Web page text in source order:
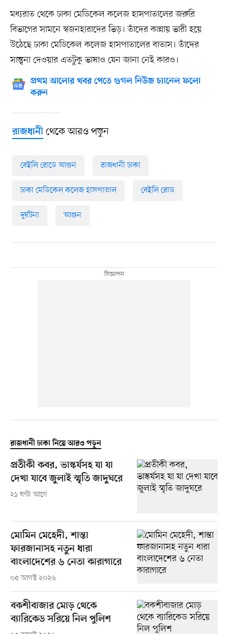
মধ্যরাত থেকে ঢাকা মেডিকেল কলেজ হাসপাতালের জরুরি
বিভাগের সামনে স্বজনহারাদের ভিড়। তাঁদের কান্নায় ভারী হয়ে
উঠেছে ঢাকা মেডিকেল কলেজ হাসপাতালের বাতাস। তাঁদের
সান্ত্বনা দেওয়ার এতটুকু ভাষাও যেন জানা নেই কারও।
প্রথম আলোর খবর পেতে গুগল নিউজ চ্যানেল ফলো
করুন
রাজধানীথেকে আরও পড়ুন
বেইলি রোডে আগুন রাজধানী ঢাকা
ঢাকা মেডিকেল কলেজ হাসপাতাল বেইলি রোড
দুর্ঘটনা আগুন
রাজধানী ঢাকা নিয়ে আরও পড়ুন
প্রতীকী কবর, ভাস্কর্যসহ যা যা
দেখা যাবে জুলাই স্মৃতি জাদুঘরে
২১ ঘণ্টা আগে
মোমিন মেহেদী, শান্তা
ফারজানাসহ নতুন ধারা
বাংলাদেশের ৬ নেতা কারাগারে
০৫ আগস্ট ২০২৬
বকশীবাজার মোড় থেকে
ব্যারিকেড সরিয়ে নিল পুলিশ